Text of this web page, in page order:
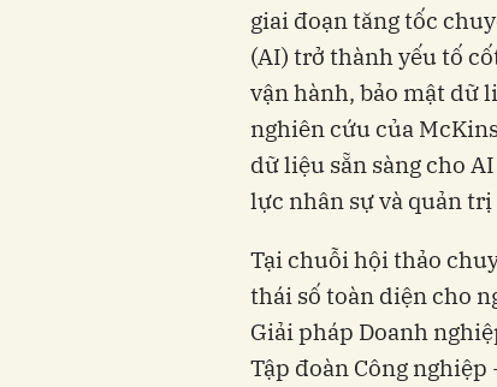
giai đoạn tăng tốc
(AI) trở thành yếu tố
vận hành, bảo mật dữ
nghiên cứu của
dữ liệu sẵn sàng cho
lực nhân sự và quản
Tại chuỗi hội thảo
thái số toàn diện cho
Giải pháp Doanh
Tập đoàn Công